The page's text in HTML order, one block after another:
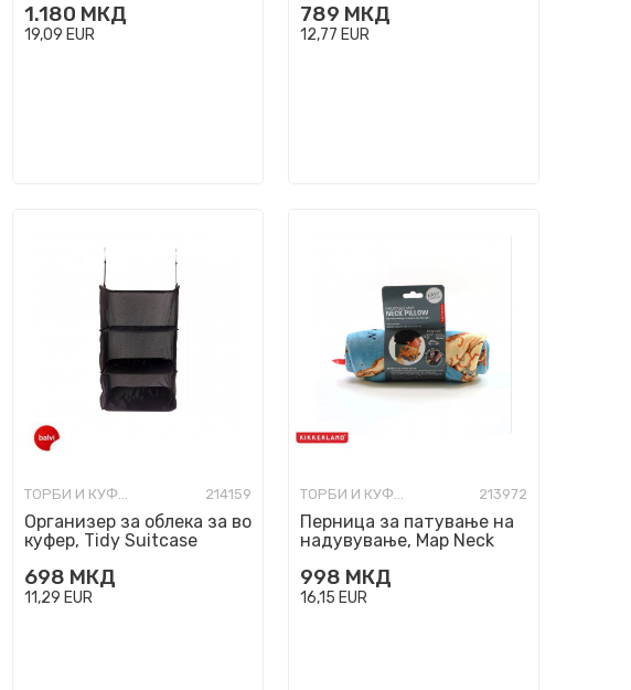
1.180 МКД
19,09 EUR
789 МКД
12,77 EUR
ТОРБИ И КУФЕРИ ЗА ПАТУВАЊЕ 214159
Организер за облека за во
куфер, Tidy Suitcase
698 МКД
11,29 EUR
ТОРБИ И КУФЕРИ ЗА ПАТУВАЊЕ 213972
Перница за патување на
надувување, Map Neck
998 МКД
16,15 EUR